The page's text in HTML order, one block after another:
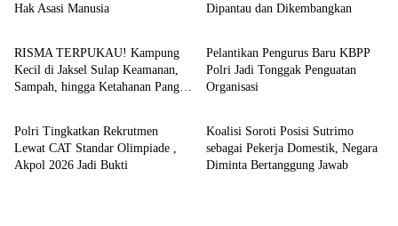
Hak Asasi Manusia
Dipantau dan Dikembangkan
News
RISMA TERPUKAU! Kampung
Kecil di Jaksel Sulap Keamanan,
Sampah, hingga Ketahanan Pangan
News
Pelantikan Pengurus Baru KBPP
Polri Jadi Tonggak Penguatan
Organisasi
News
Polri Tingkatkan Rekrutmen
Lewat CAT Standar Olimpiade ,
Akpol 2026 Jadi Bukti
News
Koalisi Soroti Posisi Sutrimo
sebagai Pekerja Domestik, Negara
Diminta Bertanggung Jawab